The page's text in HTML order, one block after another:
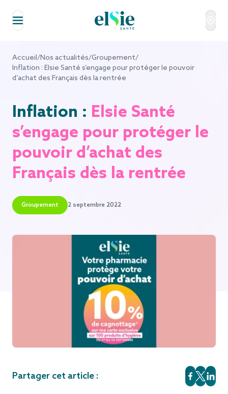
Accueil/Nos actualités/Groupement/
Inflation : Elsie Santé s’engage pour protéger le pouvoir
d’achat des Français dès la rentrée
Inflation : Elsie Santé
s’engage pour protéger le
pouvoir d’achat des
Français dès la rentrée
Groupement 2 septembre 2022
Partager cet article :